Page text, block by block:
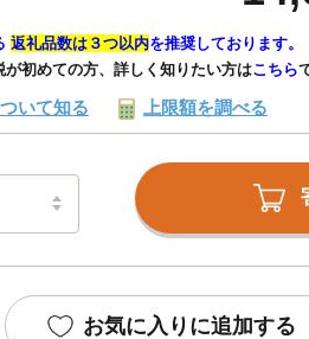
返礼品数は３つ以内を推奨しております。
が初めての方、詳しく知りたい方はこちら
いて知る 上限額を調べる
お気に入りに追加する